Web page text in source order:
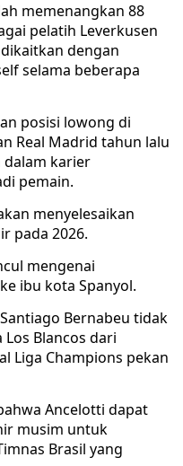
memenangkan 88
pelatih Leverkusen
dengan
selama beberapa
posisi lowong di
Real Madrid tahun lalu
dalam karier
pemain.
menyelesaikan
pada 2026.
mengenai
ibu kota Spanyol.
Bernabeu tidak
Blancos dari
Liga Champions pekan
Ancelotti dapat
musim untuk
Brasil yang